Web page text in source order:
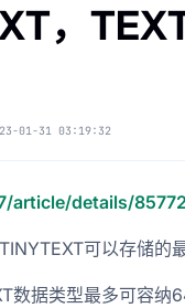
，
01-31 03:19:32
article/details/
可以存储的
数据类型最多可容纳